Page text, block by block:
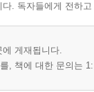
. 독자들에게 전하
게재됩니다.
, 책에 대한 문의는